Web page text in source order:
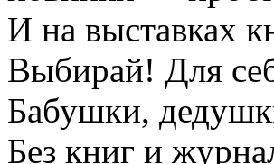
И на выставках
Выбирай! Для
Бабушки,
Без книг и